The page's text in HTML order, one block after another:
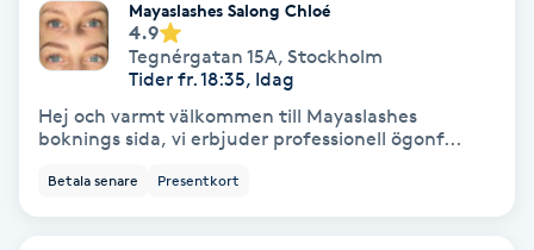
Extensions borttagning
Face framing
Mayaslashes Salong Chloé
4.9
Tegnérgatan 15A, Stockholm
Tider fr. 18:35, Idag
Hej och varmt välkommen till Mayaslashes
boknings sida, vi erbjuder professionell ögonf...
Betala senare Presentkort